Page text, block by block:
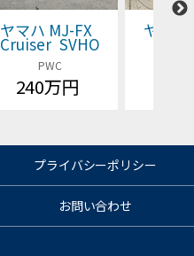
ヤマハ MJ-FX
Cruiser SVHO
PWC
240万円
ヤマ
プライバシーポリシー
お問い合わせ